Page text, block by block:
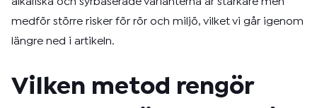
medför större risker för rör och miljö, vilket vi går igenom
längre ned i artikeln.
Vilken metod rengör